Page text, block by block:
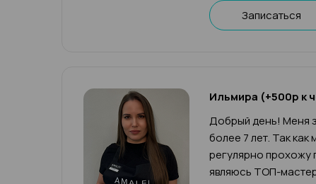
Записаться
Ильмира (+500р к
Добрый день! Меня
более 7 лет. Так
регулярно прохожу
являюсь ТОП-